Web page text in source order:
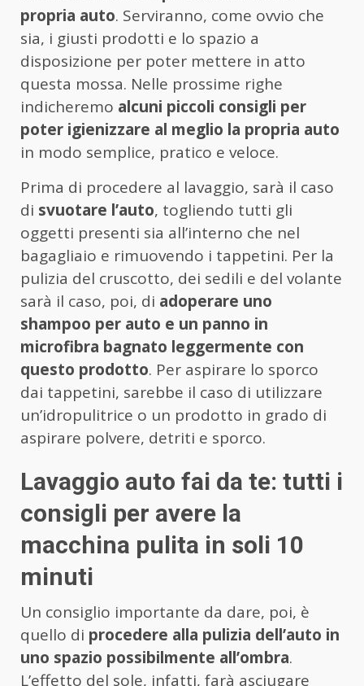
propria auto. Serviranno, come ovvio che
sia, i giusti prodotti e lo spazio a
disposizione per poter mettere in atto
questa mossa. Nelle prossime righe
indicheremo alcuni piccoli consigli per
poter igienizzare al meglio la propria auto
in modo semplice, pratico e veloce.
Prima di procedere al lavaggio, sarà il caso
di svuotare l’auto, togliendo tutti gli
oggetti presenti sia all’interno che nel
bagagliaio e rimuovendo i tappetini. Per la
pulizia del cruscotto, dei sedili e del volante
sarà il caso, poi, di adoperare uno
shampoo per auto e un panno in
microfibra bagnato leggermente con
questo prodotto. Per aspirare lo sporco
dai tappetini, sarebbe il caso di utilizzare
un’idropulitrice o un prodotto in grado di
aspirare polvere, detriti e sporco.
Lavaggio auto fai da te: tutti i
consigli per avere la
macchina pulita in soli 10
minuti
Un consiglio importante da dare, poi, è
quello di procedere alla pulizia dell’auto in
uno spazio possibilmente all’ombra.
L’effetto del sole, infatti, farà asciugare